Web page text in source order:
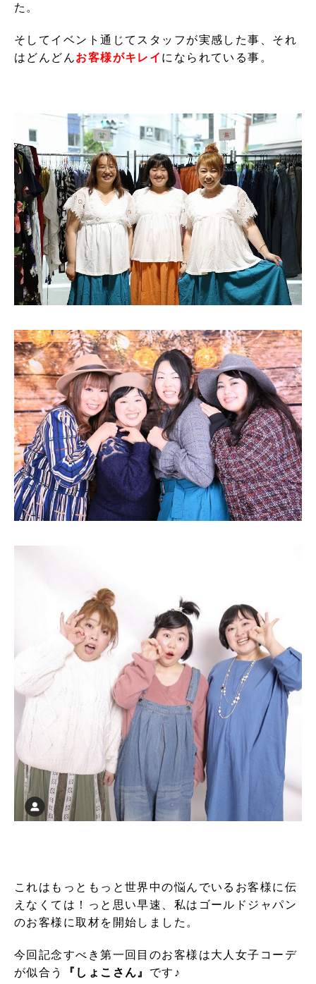
た。
そしてイベント通じてスタッフが実感した事、それ
はどんどんお客様がキレイ になられている事。
これはもっともっと世界中の悩んでいるお客様に伝
えなくては！っと思い早速、私はゴールドジャパン
のお客様に取材を開始しました。
今回記念すべき第一回目のお客様は大人女子コーデ
が似合う
『しょこさん』 です♪